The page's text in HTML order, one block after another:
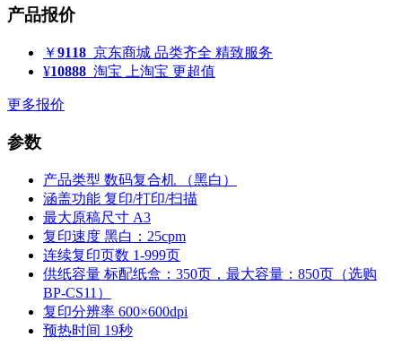
产品报价
￥9118 京东商城 品类齐全 精致服务
¥10888 淘宝 上淘宝 更超值
更多报价
参数
产品类型 数码复合机 （黑白）
涵盖功能 复印/打印/扫描
最大原稿尺寸 A3
复印速度 黑白：25cpm
连续复印页数 1-999页
供纸容量 标配纸盒：350页，最大容量：850页（选购
BP-CS11）
复印分辨率 600×600dpi
预热时间 19秒